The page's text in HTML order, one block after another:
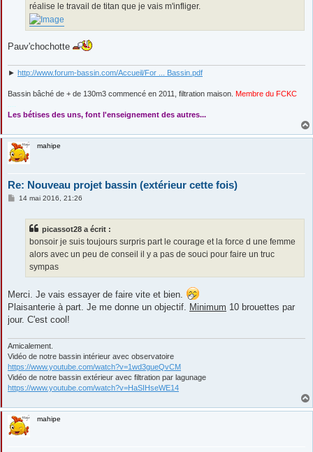
réalise le travail de titan que je vais m'infliger.
Pauv'chochotte
► http://www.forum-bassin.com/Accueil/For ... Bassin.pdf
Bassin bâché de + de 130m3 commencé en 2011, filtration maison. Membre du FCKC
Les bétises des uns, font l'enseignement des autres...
mahipe
Re: Nouveau projet bassin (extérieur cette fois)
M14 mai 2016, 21:26
picassot28 a écrit :
bonsoir je suis toujours surpris part le courage et la force d une femme
alors avec un peu de conseil il y a pas de souci pour faire un truc
sympas
Merci. Je vais essayer de faire vite et bien.
Plaisanterie à part. Je me donne un objectif.
Minimum 10 brouettes par
jour. C'est cool!
Amicalement.
Vidéo de notre bassin intérieur avec observatoire
https://www.youtube.com/watch?v=1wd3gueQvCM
Vidéo de notre bassin extérieur avec filtration par lagunage
https://www.youtube.com/watch?v=HaSIHseWE14
mahipe